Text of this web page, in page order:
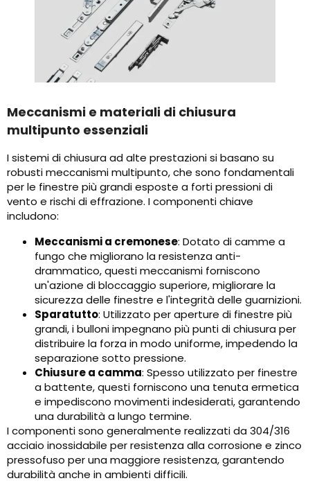
Meccanismi e materiali di chiusura
multipunto essenziali
I sistemi di chiusura ad alte prestazioni si basano su
robusti meccanismi multipunto, che sono fondamentali
per le finestre più grandi esposte a forti pressioni di
vento e rischi di effrazione. I componenti chiave
includono:
Meccanismi a cremonese: Dotato di camme a
fungo che migliorano la resistenza anti-
drammatico, questi meccanismi forniscono
un'azione di bloccaggio superiore, migliorare la
sicurezza delle finestre e l'integrità delle guarnizioni.
Sparatutto: Utilizzato per aperture di finestre più
grandi, i bulloni impegnano più punti di chiusura per
distribuire la forza in modo uniforme, impedendo la
separazione sotto pressione.
Chiusure a camma: Spesso utilizzato per finestre
a battente, questi forniscono una tenuta ermetica
e impediscono movimenti indesiderati, garantendo
una durabilità a lungo termine.
I componenti sono generalmente realizzati da 304/316
acciaio inossidabile per resistenza alla corrosione e zinco
pressofuso per una maggiore resistenza, garantendo
durabilità anche in ambienti difficili.